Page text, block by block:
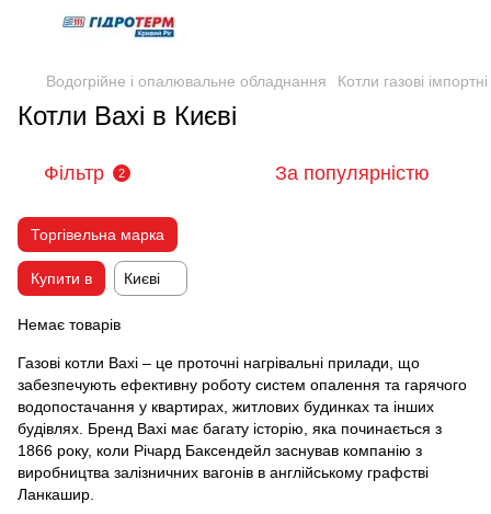
Водогрійне і опалювальне обладнання Котли газові імпортні
Котли Baxi в Києві
Фільтр 2 За популярністю
Торгівельна марка
Купити в Києві
Немає товарів
Газові котли Baxi – це проточні нагрівальні прилади, що
забезпечують ефективну роботу систем опалення та гарячого
водопостачання у квартирах, житлових будинках та інших
будівлях. Бренд Baxi має багату історію, яка починається з
1866 року, коли Річард Баксендейл заснував компанію з
виробництва залізничних вагонів в англійському графстві
Ланкашир.